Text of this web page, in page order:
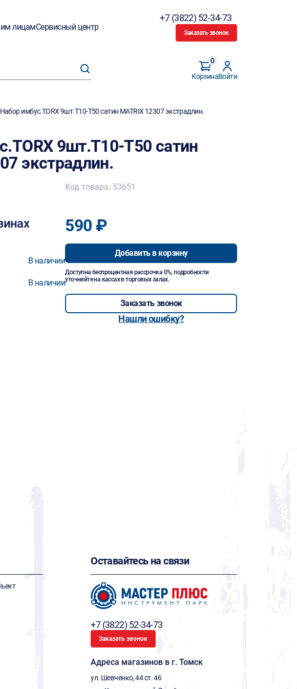
лицамСервисный центр
+7 (3822) 52-34-73
Заказать звонок
Корзина
0
Войти
Набор имбус.TORX 9шт.T10-T50 сатин MATRIX 12307 экстрадлин.
9шт.T10-T50 сатин
экстрадлин.
В наличии
В наличии
Код товара: 53651
590 ₽
Добавить в корзину
Доступна беспроцентная рассрочка 0%, подробности
уточняйте на кассах в торговых залах.
Заказать звонок
Нашли ошибку?
Оставайтесь на связи
+7 (3822) 52-34-73
Заказать звонок
Адреса магазинов в г. Томск
ул. Шевченко, 44 ст. 46